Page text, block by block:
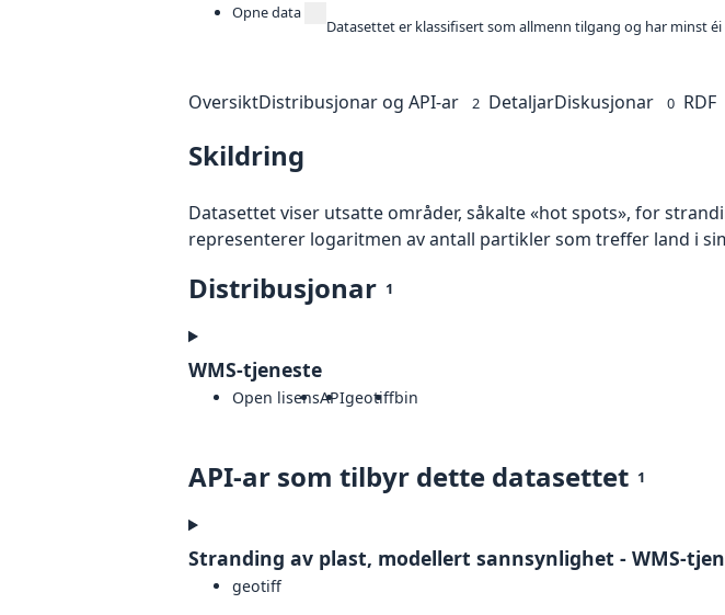
Opne data
Datasettet er klassifisert som allmenn tilgang og har minst
OversiktDistribusjonar og API-ar 2 DetaljarDiskusjonar 0 RDF
Skildring
Datasettet viser utsatte områder, såkalte «hot spots», for
representerer logaritmen av antall partikler som treffer land i
Distribusjonar 1
WMS-tjeneste
Open lisensAPIgeotiffbin
API-ar som tilbyr dette datasettet 1
Stranding av plast, modellert sannsynlighet - WMS-
geotiff